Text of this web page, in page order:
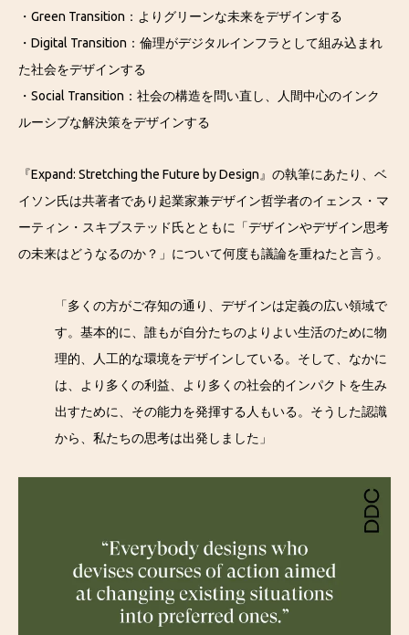
・Green Transition：よりグリーンな未来をデザインする
・Digital Transition：倫理がデジタルインフラとして組み込まれ
た社会をデザインする
・Social Transition：社会の構造を問い直し、人間中心のインク
ルーシブな解決策をデザインする
『Expand: Stretching the Future by Design』の執筆にあたり、ベ
イソン氏は共著者であり起業家兼デザイン哲学者のイェンス・マ
ーティン・スキブステッド氏とともに「デザインやデザイン思考
の未来はどうなるのか？」について何度も議論を重ねたと言う。
「多くの方がご存知の通り、デザインは定義の広い領域で
す。基本的に、誰もが自分たちのよりよい生活のために物
理的、人工的な環境をデザインしている。そして、なかに
は、より多くの利益、より多くの社会的インパクトを生み
出すために、その能力を発揮する人もいる。そうした認識
から、私たちの思考は出発しました」